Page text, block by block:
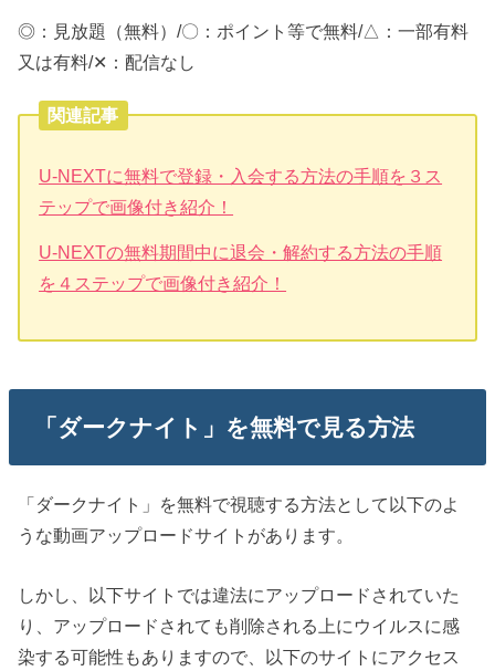
◎：見放題（無料）/〇：ポイント等で無料/△：一部有料
又は有料/✕：配信なし
関連記事
U-NEXTに無料で登録・入会する方法の手順を３ス
テップで画像付き紹介！
U-NEXTの無料期間中に退会・解約する方法の手順
を４ステップで画像付き紹介！
「ダークナイト」を無料で見る方法
「ダークナイト」を無料で視聴する方法として以下のよ
うな動画アップロードサイトがあります。
しかし、以下サイトでは違法にアップロードされていた
り、アップロードされても削除される上にウイルスに感
染する可能性もありますので、以下のサイトにアクセス